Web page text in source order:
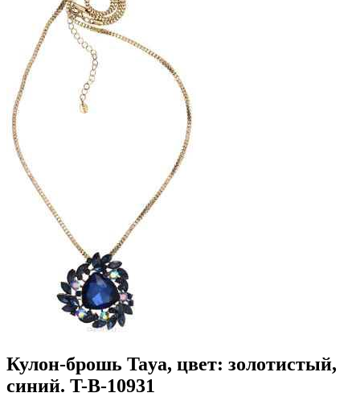
Кулон-брошь Taya, цвет: золотистый,
синий. T-B-10931